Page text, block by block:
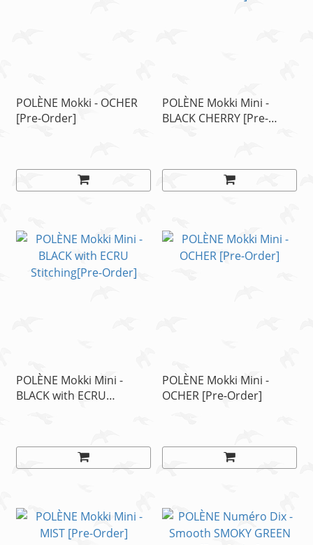
POLÈNE Mokki - OCHER
[Pre-Order]
POLÈNE Mokki Mini -
BLACK CHERRY [Pre-
POLÈNE Mokki Mini -
BLACK with ECRU
POLÈNE Mokki Mini -
OCHER [Pre-Order]